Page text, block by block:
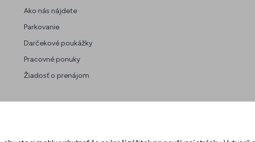
Ako nás nájdete
Parkovanie
Darčekové poukážky
Pracovné ponuky
Žiadosť o prenájom